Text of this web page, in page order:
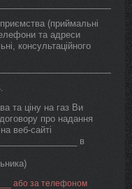
(приймальні
та адреси
консультаційного
та ціну на газ Ви
про надання
веб-сайті
в
або за телефоном